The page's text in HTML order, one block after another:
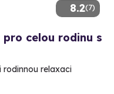
8.2(7)
celou rodinu s
rodinnou relaxaci